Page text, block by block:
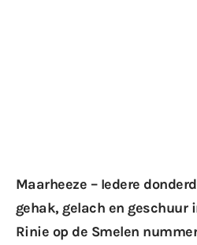
Maarheeze – Iedere
gehak, gelach en geschuur
Rinie op de Smelen